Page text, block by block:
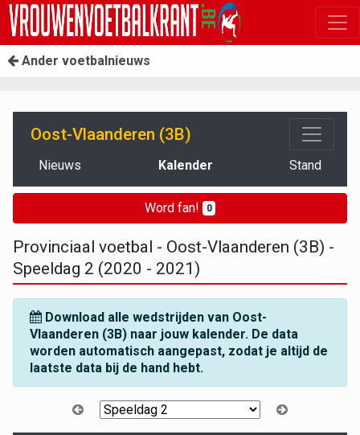
Ander voetbalnieuws
Oost-Vlaanderen (3B)
Nieuws Kalender Stand
Word fan! 0
Provinciaal voetbal - Oost-Vlaanderen (3B) -
Speeldag 2 (2020 - 2021)
Download alle wedstrijden van Oost-
Vlaanderen (3B) naar jouw kalender. De data
worden automatisch aangepast, zodat je altijd de
laatste data bij de hand hebt.